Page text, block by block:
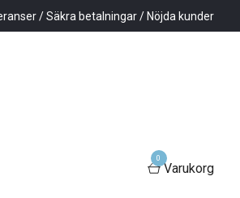
/ Säkra betalningar / Nöjda kunder
0
Varukorg